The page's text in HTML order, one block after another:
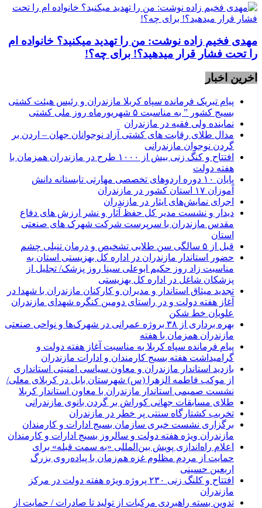
مهدی فخیم زاده نوشت: من را تهدید میکنید؟ خانواده ام
را‌ تحت فشار قرار میدهید؟! برای چه؟!
اخرین اخبار
پیام تبریک فرمانده سپاه کربلا مازندران و رئیس هیئت کشتی
بسیج کشور ” به مناسبت ۵ شهریورماه روز ملی کشتی
نماينده ولی فقیه در مازندران
مدال طلای رقابت های کشتی آزاد نوجوانان جهان – اردن بر
گردن نوجوان مازندرانی
افتتاح و کنگ زنی بیش از ۱۰۰۰ طرح در مازندران همزمان با
هفته دولت
پایان ۱۰ دوره اردوهای تخصصی مهارتی تابستانه دانش
آموزان ۱۷ استان کشور در مازندران
اجرای نمایش‌های ایثار در مازندران
دیدار و نشست مدیر کل حفظ آثار و نشر ارزش های دفاع
مقدس مازندران با سرپرست شرکت شهرک های صنعتی
استان
قبل از ۵ سالگی سن طلایی تشخیص و درمان تنبلی چشم
حضور استاندار مازندران در اداره کل بهزیستی استان به
مناسبت زاد روز حکیم ابوعلی سینا روز پزشک/ تجلیل از
پزشکان شاغل در اداره کل بهزیستی
تجدید میثاق استاندار و مدیران و کارکنان مازندران با شهدا در
آغاز هفته دولت و در راستای دومین کنگره شهدای مازندران
علویان خط شکن
بهره برداری از ۳۸ بروژه عمرانی در شهرک‌ها و نواحی صنعتی
مازندران همزمان با هفته
پیام فرمانده سپاه کربلا به مناسبت آغاز هفته دولت و
گرامیداشت هفته بسیج کارمندان و ادارات مازندران
بازدید استاندار مازندران و معاون سیاسی امنیتی استانداری
از موکب فاطمه الزهرا (س) شهرستان بابل در کربلای معلی/
نشست صمیمی استاندار مازندران با معاون استاندار کربلا
طلای مسابقات جهانی کوراش بر گردن بانوی مازندرانی
تخربب کشتارگاه سنتی پر خطر در مازندران
برگزاری نشست خبری سازمان بسیج ادارات و کارمندان
مازندران ویژه هفته دولت و سالروز بسیج ادارات و کارمندان
اعلام راه‌اندازی پویش بین‌المللی «به سمت قبله» برای
حمایت از مردم مظلوم غزه هم‌زمان با پیاده‌روی بزرگ
اربعین حسینی
افتتاح و کلنگ زنی ۲۳۰ پروژه ویژه هفته دولت در مرکز
مازندران
تدوین بسته راهبردی مرکبات از تولید تا صادرات / حمایت از